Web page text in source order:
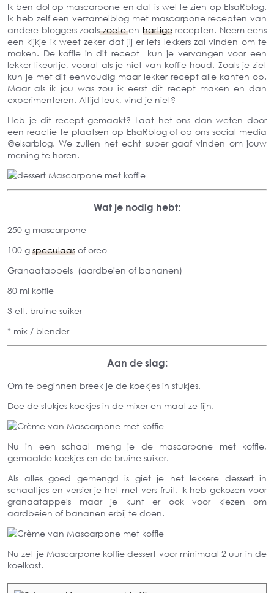
Ik ben dol op mascarpone en dat is wel te zien op ElsaRblog.
Ik heb zelf een verzamelblog met mascarpone recepten van
andere bloggers zoalszoeteen hartigerecepten. Neem eens
een kijkje ik weet zeker dat jij er iets lekkers zal vinden om te
maken. De koffie in dit recept kun je vervangen voor een
lekker likeurtje, vooral als je niet van koffie houd. Zoals je ziet
kun je met dit eenvoudig maar lekker recept alle kanten op.
Maar als ik jou was zou ik eerst dit recept maken en dan
experimenteren. Altijd leuk, vind je niet?
Heb je dit recept gemaakt? Laat het ons dan weten door
een reactie te plaatsen op ElsaRblog of op ons social media
@elsarblog. We zullen het echt super gaaf vinden om jouw
mening te horen.
Wat je nodig hebt:
250 g mascarpone
100 g speculaas of oreo
Granaatappels (aardbeien of bananen)
80 ml koffie
3 etl. bruine suiker
* mix / blender
Aan de slag:
Om te beginnen breek je de koekjes in stukjes.
Doe de stukjes koekjes in de mixer en maal ze fijn.
Nu in een schaal meng je de mascarpone met koffie,
gemaalde koekjes en de bruine suiker.
Als alles goed gemengd is giet je het lekkere dessert in
schaaltjes en versier je het met vers fruit. Ik heb gekozen voor
granaatappels maar je kunt er ook voor kiezen om
aardbeien of bananen erbij te doen.
Nu zet je Mascarpone koffie dessert voor minimaal 2 uur in de
koelkast.